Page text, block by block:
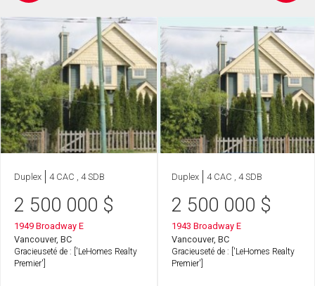
Duplex 4 CAC , 4 SDB
2 500 000 $
1949 Broadway E
Vancouver, BC
Gracieuseté de : ['LeHomes Realty
Premier']
Duplex 4 CAC , 4 SDB
2 500 000 $
1943 Broadway E
Vancouver, BC
Gracieuseté de : ['LeHomes Realty
Premier']